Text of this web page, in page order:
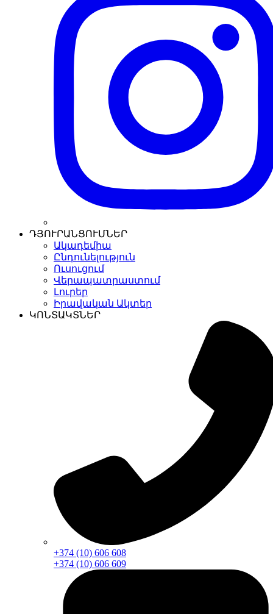
ԴՅՈՒՐԱՆՑՈՒՄՆԵՐ
Ակադեմիա
Ընդունելություն
Ուսուցում
Վերապատրաստում
Լուրեր
Իրավական Ակտեր
ԿՈՆՏԱԿՏՆԵՐ
+374 (10) 606 608
+374 (10) 606 609